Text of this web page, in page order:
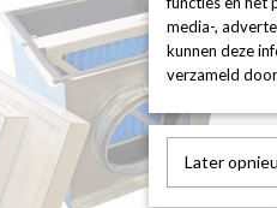
media-,
kunnen deze
verzameld
Later